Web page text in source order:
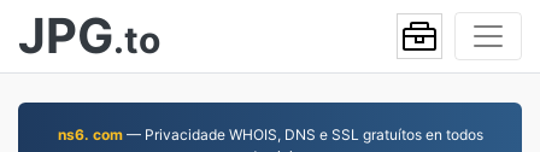
JPG.to
ns6. com— Privacidade WHOIS, DNS e SSL gratuítos en todos